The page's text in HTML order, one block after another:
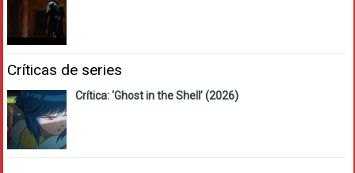
Críticas de series
Crítica: ‘Ghost in the Shell’ (2026)